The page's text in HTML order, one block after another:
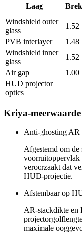
Laag
Windshield outer
glass
1.52
PVB interlayer
1.48
Windshield inner
glass
1.52
Air gap
1.00
HUD projector
optics
Kriya-
Anti-ghosting AR
Afgestemd om de
voorruitoppervlak
veroorzaakt dat
HUD-projectie.
Afstembaar op
AR-stackdikte en
maximale